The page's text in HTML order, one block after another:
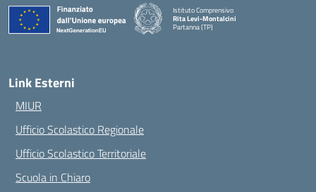
Istituto Comprensivo
Rita Levi-Montalcini
Partanna (TP)
Link Esterni
MIUR
Ufficio Scolastico Regionale
Ufficio Scolastico Territoriale
Scuola in Chiaro